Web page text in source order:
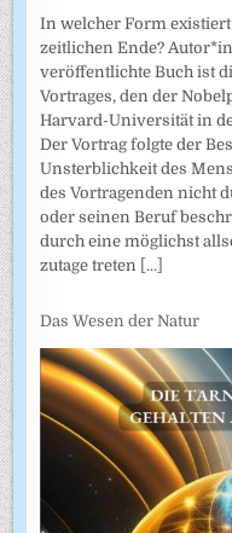
In welcher Form
zeitlichen Ende?
veröffentlichte Buch ist
Vortrages, den der
Harvard-Universität in
Der Vortrag folgte der
Unsterblichkeit des
des Vortragenden nicht
oder seinen Beruf
durch eine möglichst
zutage treten [...]
Das Wesen der Natur